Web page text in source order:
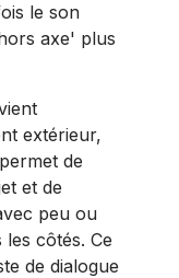
le son
axe' plus
extérieur,
de
et de
peu ou
côtés. Ce
de dialogue